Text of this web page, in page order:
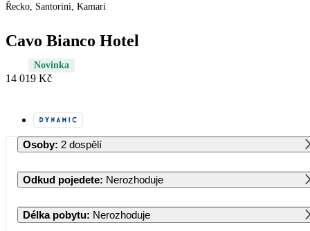
Řecko, Santorini, Kamari
Cavo Bianco Hotel
Novinka
14 019 Kč
Osoby: 2 dospělí
Odkud pojedete: Nerozhoduje
Délka pobytu: Nerozhoduje